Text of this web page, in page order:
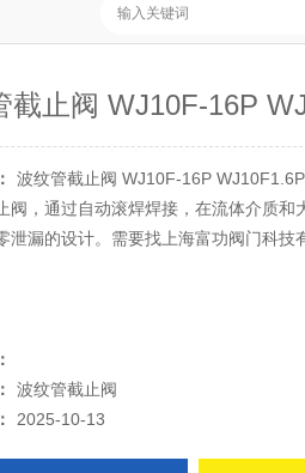
截止阀 WJ10F-16P
波纹管截止阀 WJ10F-16P
阀，通过自动滚焊焊接，在流体介质和
泄漏的设计。需要找上海富功阀门科技
波纹管截止阀
2025-10-13